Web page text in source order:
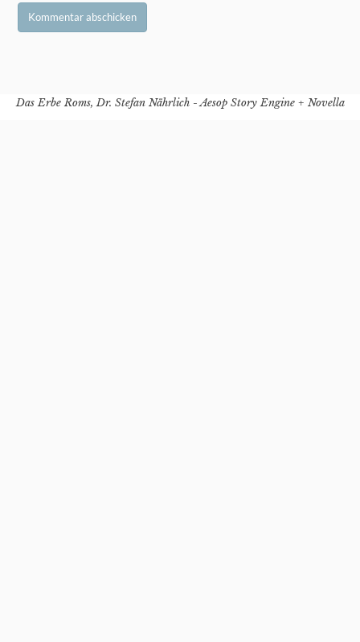
Das Erbe Roms, Dr. Stefan Nährlich - Aesop Story Engine + Novella